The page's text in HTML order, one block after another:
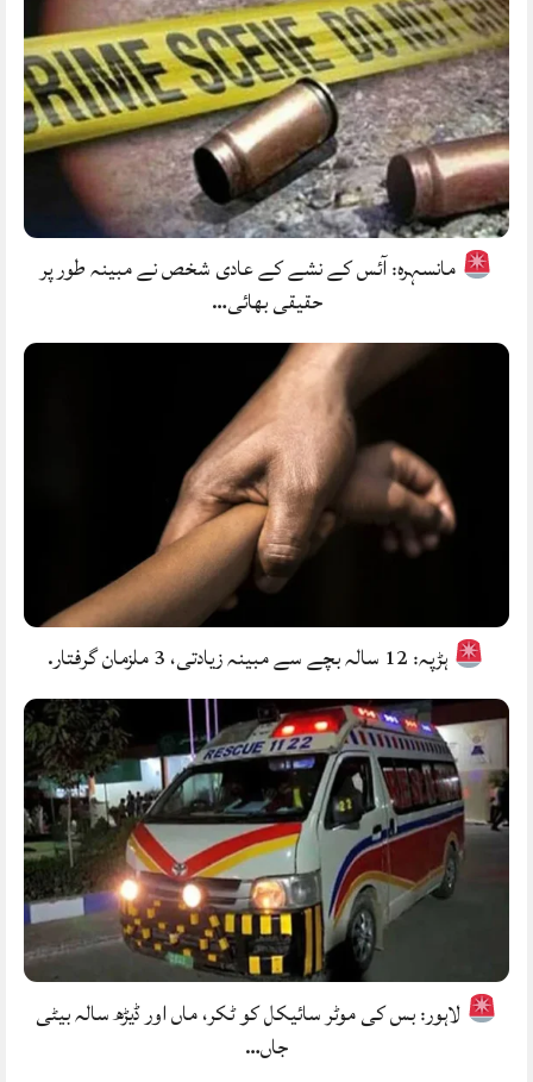
مانسہرہ: آئس کے نشے کے عادی شخص نے مبینہ طور پر
حقیقی بھائی…
ہڑپہ: 12 سالہ بچے سے مبینہ زیادتی، 3 ملزمان گرفتار.
لاہور: بس کی موٹر سائیکل کو ٹکر، ماں اور ڈیڑھ سالہ بیٹی
جاں…